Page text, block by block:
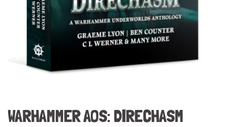
WARHAMMER AOS: DIRECHASM